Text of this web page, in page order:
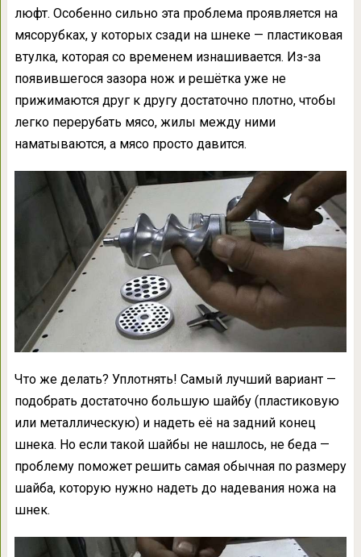
люфт. Особенно сильно эта проблема проявляется на
мясорубках, у которых сзади на шнеке — пластиковая
втулка, которая со временем изнашивается. Из-за
появившегося зазора нож и решётка уже не
прижимаются друг к другу достаточно плотно, чтобы
легко перерубать мясо, жилы между ними
наматываются, а мясо просто давится.
Что же делать? Уплотнять! Самый лучший вариант —
подобрать достаточно большую шайбу (пластиковую
или металлическую) и надеть её на задний конец
шнека. Но если такой шайбы не нашлось, не беда —
проблему поможет решить самая обычная по размеру
шайба, которую нужно надеть до надевания ножа на
шнек.